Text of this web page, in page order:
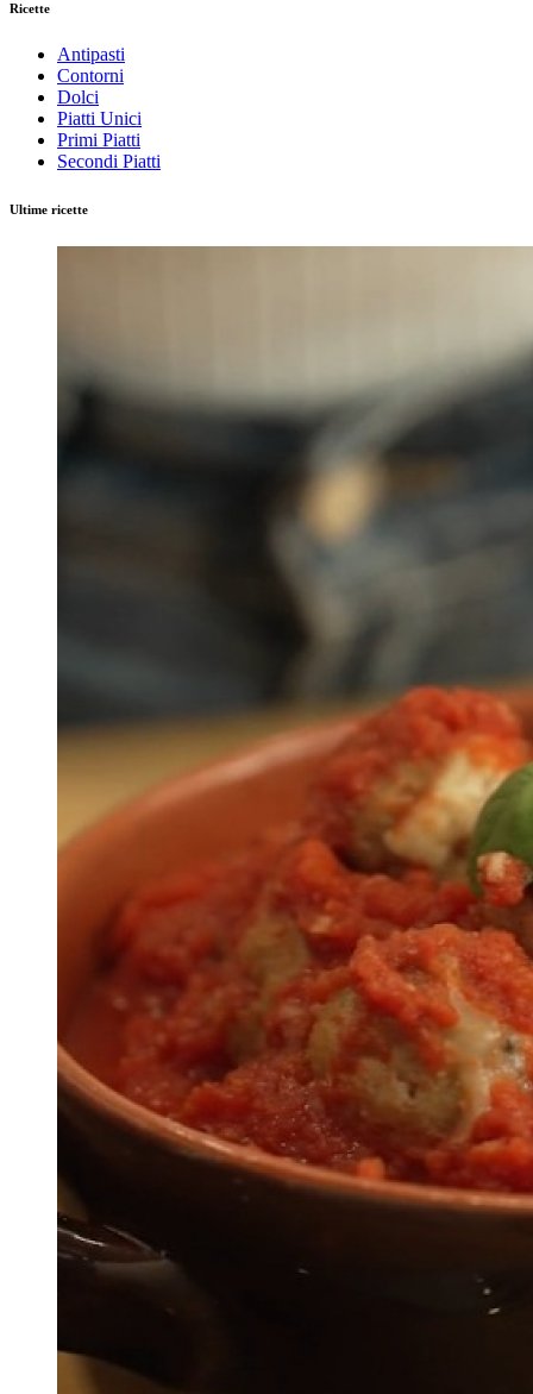
Ricette
Antipasti
Contorni
Dolci
Piatti Unici
Primi Piatti
Secondi Piatti
Ultime ricette